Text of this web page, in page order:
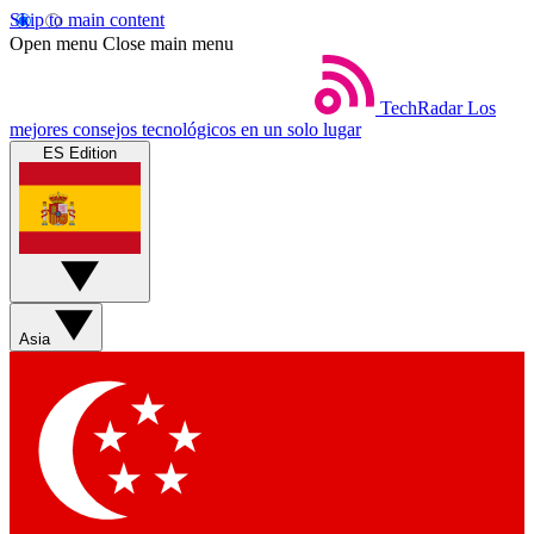
Skip to main content
Open menu Close main menu
TechRadar Los
mejores consejos tecnológicos en un solo lugar
ES Edition
Asia